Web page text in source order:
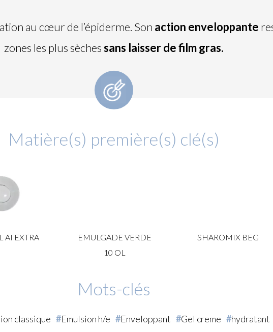
au cœur de l’épiderme. Son action enveloppante
zones les plus sèchessans laisser de film gras.
Matière(s) première(s) clé(s)
AI EXTRA
EMULGADE VERDE
10 OL
SHAROMIX BEG
Mots-clés
classique Emulsion h/e Enveloppant Gel creme hydratant